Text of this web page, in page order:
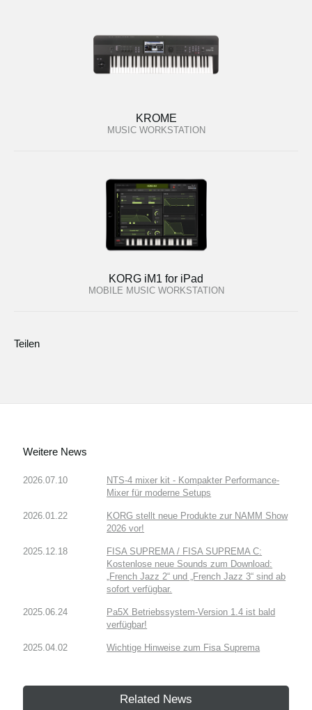
KROME
MUSIC WORKSTATION
KORG iM1 for iPad
MOBILE MUSIC WORKSTATION
Teilen
Weitere News
2026.07.10
NTS-4 mixer kit - Kompakter Performance-
Mixer für moderne Setups
2026.01.22
KORG stellt neue Produkte zur NAMM Show
2026 vor!
2025.12.18
FISA SUPREMA / FISA SUPREMA C:
Kostenlose neue Sounds zum Download:
„French Jazz 2“ und „French Jazz 3“ sind ab
sofort verfügbar.
2025.06.24
Pa5X Betriebssystem-Version 1.4 ist bald
verfügbar!
2025.04.02 Wichtige Hinweise zum Fisa Suprema
Related News